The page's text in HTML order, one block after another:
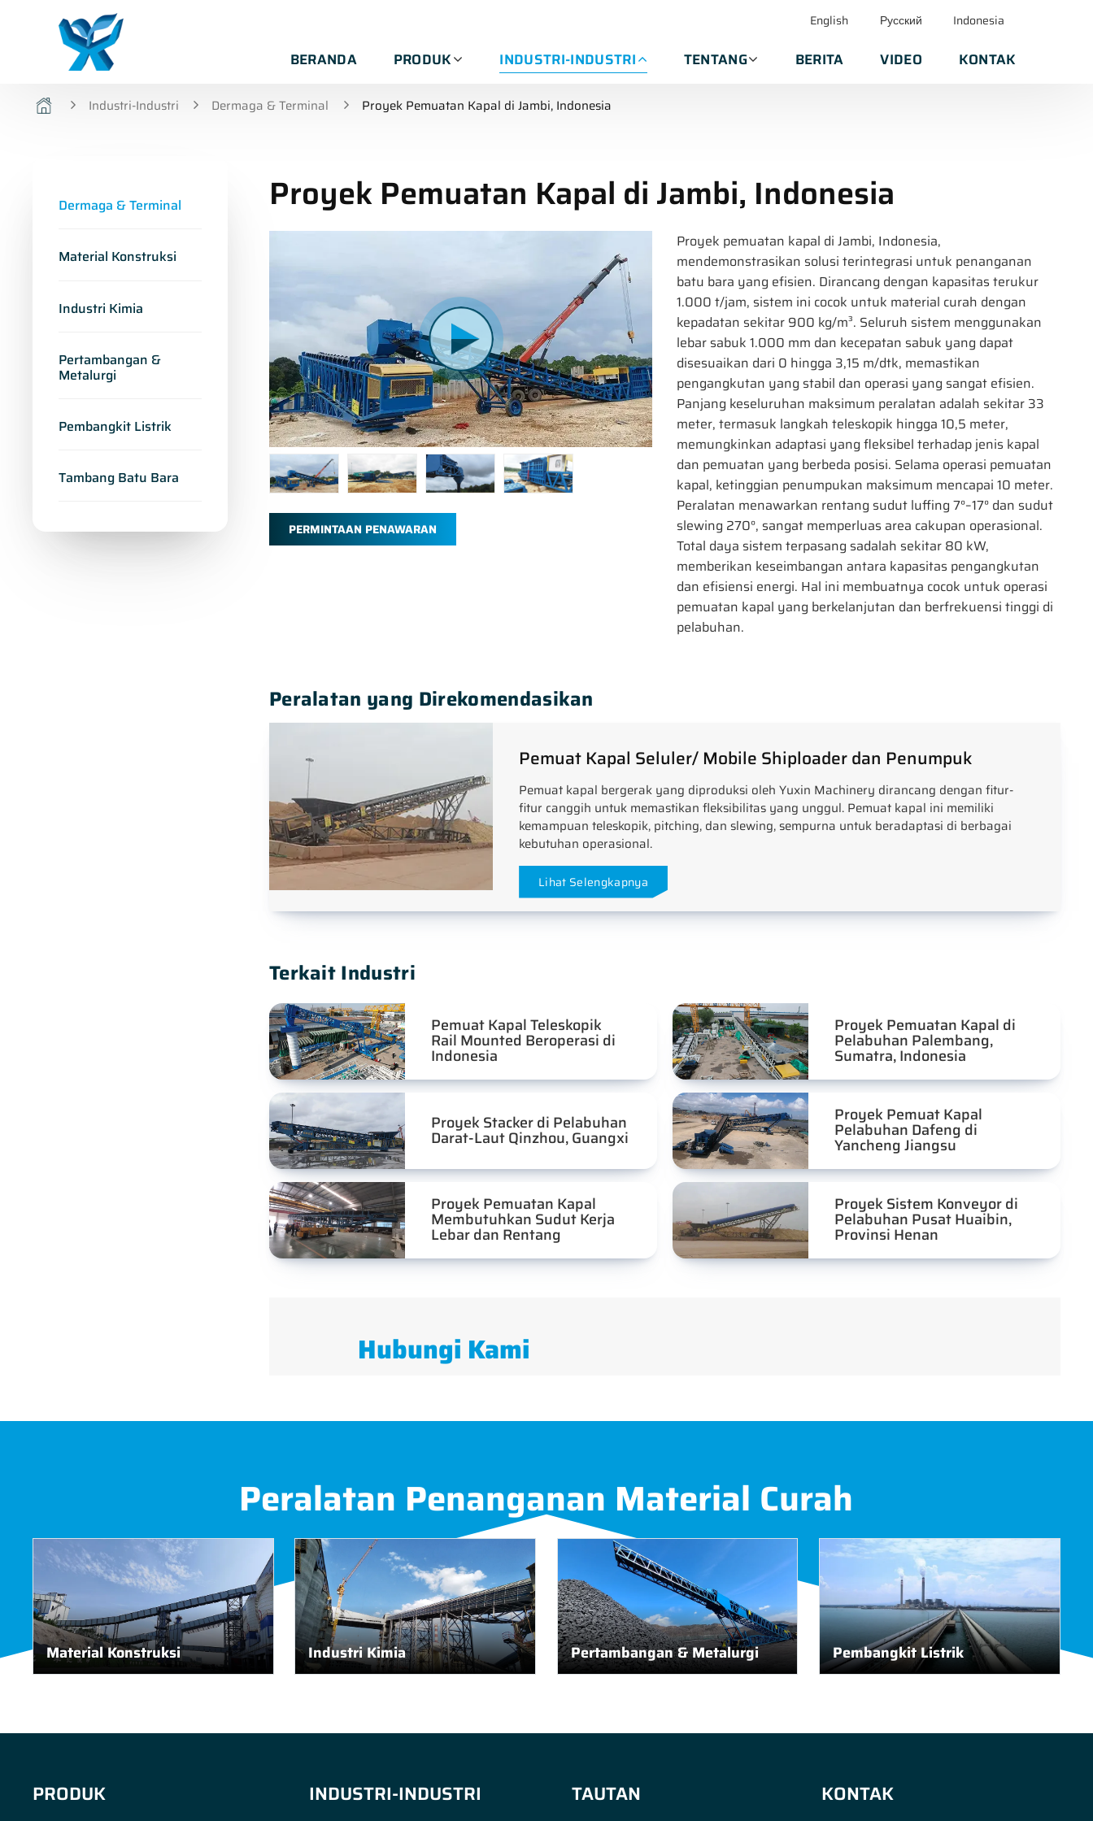
English Русский Indonesia
BERANDA PRODUK INDUSTRI-INDUSTRI TENTANG BERITA VIDEO KONTAK
Industri-Industri Dermaga & Terminal Proyek Pemuatan Kapal di Jambi, Indonesia
Proyek Pemuatan Kapal di Jambi, Indonesia
PERMINTAAN PENAWARAN
Proyek pemuatan kapal di Jambi, Indonesia,
mendemonstrasikan solusi terintegrasi untuk penanganan
batu bara yang efisien. Dirancang dengan kapasitas terukur
1.000 t/jam, sistem ini cocok untuk material curah dengan
kepadatan sekitar 900 kg/m³. Seluruh sistem menggunakan
lebar sabuk 1.000 mm dan kecepatan sabuk yang dapat
disesuaikan dari 0 hingga 3,15 m/dtk, memastikan
pengangkutan yang stabil dan operasi yang sangat efisien.
Panjang keseluruhan maksimum peralatan adalah sekitar 33
meter, termasuk langkah teleskopik hingga 10,5 meter,
memungkinkan adaptasi yang fleksibel terhadap jenis kapal
dan pemuatan yang berbeda posisi. Selama operasi pemuatan
kapal, ketinggian penumpukan maksimum mencapai 10 meter.
Peralatan menawarkan rentang sudut luffing 7°–17° dan sudut
slewing 270°, sangat memperluas area cakupan operasional.
Total daya sistem terpasang sadalah sekitar 80 kW,
memberikan keseimbangan antara kapasitas pengangkutan
dan efisiensi energi. Hal ini membuatnya cocok untuk operasi
pemuatan kapal yang berkelanjutan dan berfrekuensi tinggi di
pelabuhan.
Peralatan yang Direkomendasikan
Pemuat Kapal Seluler/ Mobile Shiploader dan Penumpuk
Pemuat kapal bergerak yang diproduksi oleh Yuxin Machinery dirancang dengan fitur-
fitur canggih untuk memastikan fleksibilitas yang unggul. Pemuat kapal ini memiliki
kemampuan teleskopik, pitching, dan slewing, sempurna untuk beradaptasi di berbagai
kebutuhan operasional.
Lihat Selengkapnya
Terkait Industri
Pemuat Kapal Teleskopik
Rail Mounted Beroperasi di
Indonesia
Proyek Pemuatan Kapal di
Pelabuhan Palembang,
Sumatra, Indonesia
Proyek Stacker di Pelabuhan
Darat-Laut Qinzhou, Guangxi
Proyek Pemuat Kapal
Pelabuhan Dafeng di
Yancheng Jiangsu
Proyek Pemuatan Kapal
Membutuhkan Sudut Kerja
Lebar dan Rentang
Proyek Sistem Konveyor di
Pelabuhan Pusat Huaibin,
Provinsi Henan
Hubungi Kami
Dermaga & Terminal
Material Konstruksi
Industri Kimia
Pertambangan &
Metalurgi
Pembangkit Listrik
Tambang Batu Bara
Peralatan Penanganan Material Curah
Material Konstruksi Industri Kimia Pertambangan & Metalurgi Pembangkit Listrik
PRODUK INDUSTRI-INDUSTRI TAUTAN KONTAK